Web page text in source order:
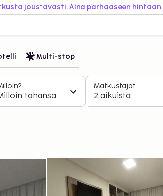
joustavasti. Aina parhaaseen hintaan.
Multi-stop
tahansa
Matkustajat
2 aikuista